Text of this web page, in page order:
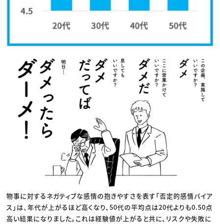
物事に対するネガティブな感情の抱きやすさを表す「否定的感情バイア
ス」は、年代が上がるほど高くなり、50代の平均点は20代よりも0.50点
高い結果になりました。これは経験値が上がると共に、リスクや失敗に